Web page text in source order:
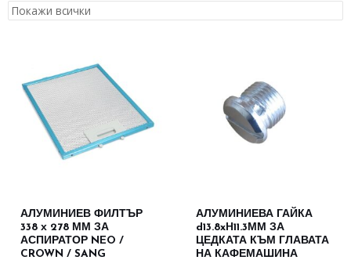
АЛУМИНИЕВ ФИЛТЪР
338 х 278 ММ ЗА
АСПИРАТОР NEO /
CROWN / SANG
АЛУМИНИЕВА ГАЙКА
d13.8xH11.3ММ ЗА
ЦЕДКАТА КЪМ ГЛАВАТА
НА КАФЕМАШИНА